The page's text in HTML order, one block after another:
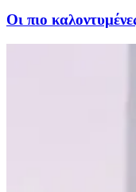
Οι πιο